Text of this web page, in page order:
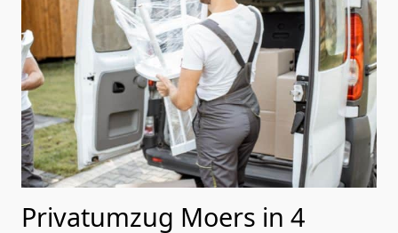
Privatumzug Moers in 4